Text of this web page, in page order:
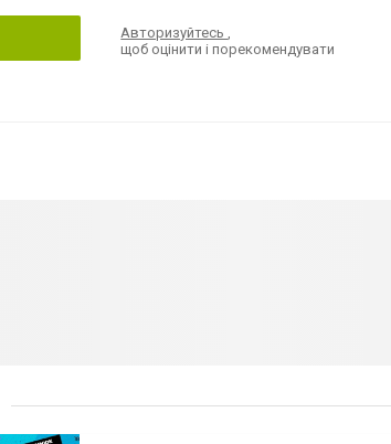
Авторизуйтесь,
щоб оцінити і порекомендувати